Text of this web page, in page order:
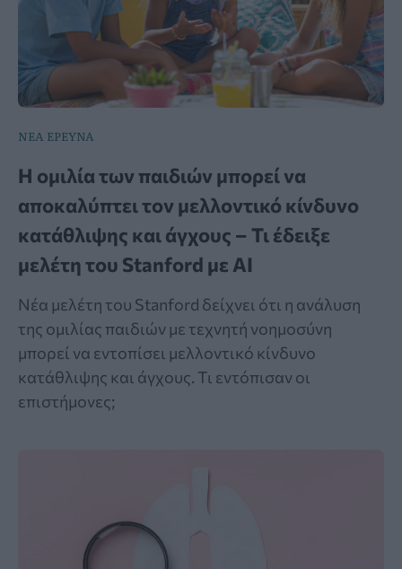
ΝΕΑ ΕΡΕΥΝΑ
Η ομιλία των παιδιών μπορεί να
αποκαλύπτει τον μελλοντικό κίνδυνο
κατάθλιψης και άγχους – Τι έδειξε
μελέτη του Stanford με AI
Νέα μελέτη του Stanford δείχνει ότι η ανάλυση
της ομιλίας παιδιών με τεχνητή νοημοσύνη
μπορεί να εντοπίσει μελλοντικό κίνδυνο
κατάθλιψης και άγχους. Τι εντόπισαν οι
επιστήμονες;